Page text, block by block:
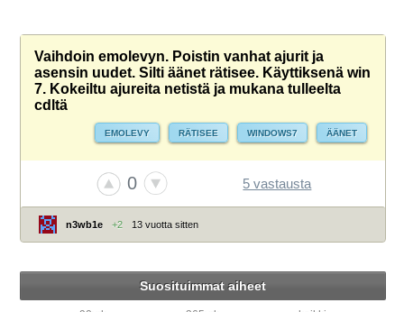
Vaihdoin emolevyn. Poistin vanhat ajurit ja
asensin uudet. Silti äänet rätisee. Käyttiksenä win
7. Kokeiltu ajureita netistä ja mukana tulleelta
cdltä
EMOLEVY RÄTISEE WINDOWS7 ÄÄNET
0 5 vastausta
n3wb1e +2 13 vuotta sitten
Suosituimmat aiheet